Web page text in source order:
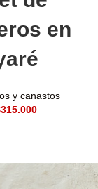
en
y canastos